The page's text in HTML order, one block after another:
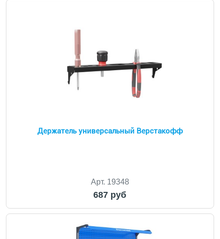
Держатель универсальный Верстакофф
Арт. 19348
687 руб